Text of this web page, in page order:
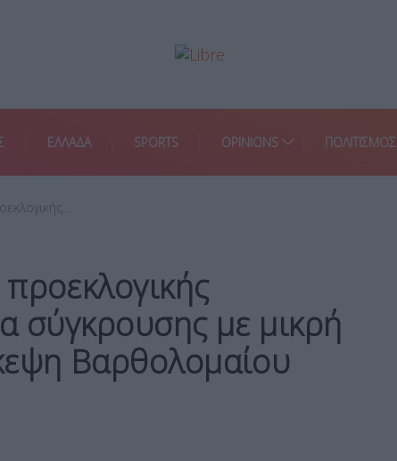
ΕΛΛΑΔΑ SPORTS OPINIONS ΠΟΛΙΤΙΣΜΟΣ
σύγκρουσης με μικρή
Βαρθολομαίου